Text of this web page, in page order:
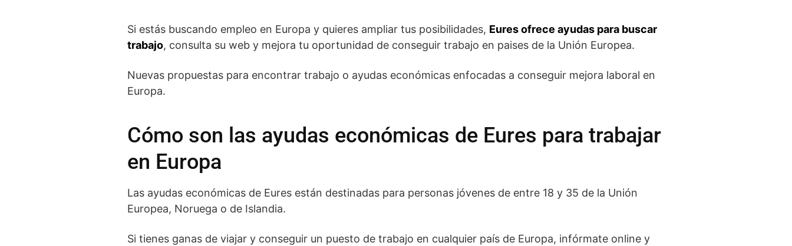
Si estás buscando empleo en Europa y quieres ampliar tus posibilidades, Eures ofrece ayudas para buscar
trabajo, consulta su web y mejora tu oportunidad de conseguir trabajo en paises de la Unión Europea.
Nuevas propuestas para encontrar trabajo o ayudas económicas enfocadas a conseguir mejora laboral en
Europa.
Cómo son las ayudas económicas de Eures para trabajar
en Europa
Las ayudas económicas de Eures están destinadas para personas jóvenes de entre 18 y 35 de la Unión
Europea, Noruega o de Islandia.
Si tienes ganas de viajar y conseguir un puesto de trabajo en cualquier país de Europa, infórmate online y